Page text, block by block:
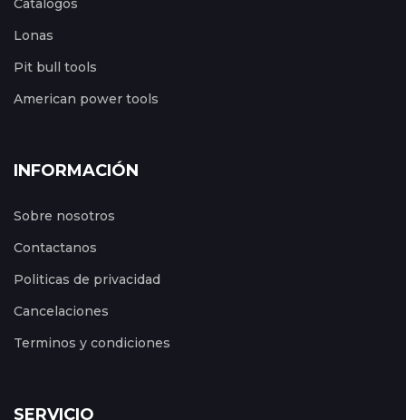
Lonas
Pit bull tools
American power tools
INFORMACIÓN
Sobre nosotros
Contactanos
Politicas de privacidad
Cancelaciones
Terminos y condiciones
SERVICIO